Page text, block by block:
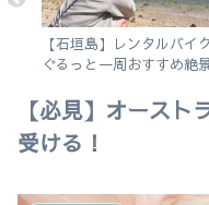
【石垣島】レンタルバイ
ぐるっと一周おすすめ絶
【必見】オース
受ける！